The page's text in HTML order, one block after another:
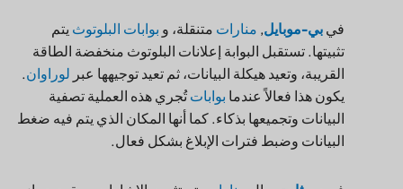
في بي-موبايل, منارات متنقلة، و بوابات البلوتوث يتم
تثبيتها. تستقبل البوابة إعلانات البلوتوث منخفضة الطاقة
القريبة، وتعيد هيكلة البيانات، ثم تعيد توجيهها عبر لوراوان.
يكون هذا فعالاً عندما بواباتتُجري هذه العملية تصفية
البيانات وتجميعها بذكاء. كما أنها المكان الذي يتم فيه ضغط
البيانات وضبط فترات الإبلاغ بشكل فعال.